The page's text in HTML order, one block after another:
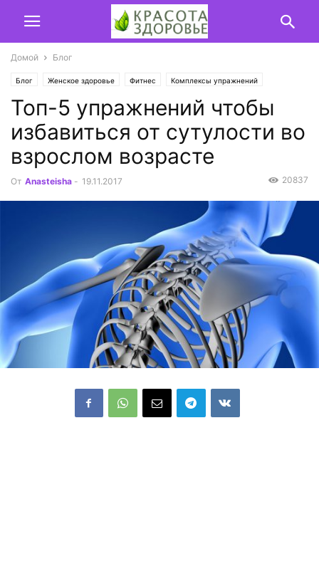
Домой Блог
Блог Женское здоровье Фитнес Комплексы упражнений
Лечебная физкультура
Топ-5 упражнений чтобы
избавиться от сутулости во
взрослом возрасте
От Anasteisha - 19.11.2017 20837